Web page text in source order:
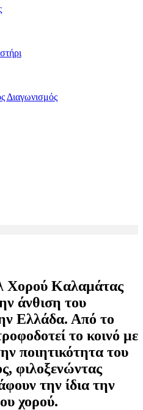
Διαγωνισμός
Χορού Καλαμάτας
άνθιση του
Ελλάδα. Από το
το κοινό με
ποιητικότητα του
φιλοξενώντας
την ίδια την
χορού.